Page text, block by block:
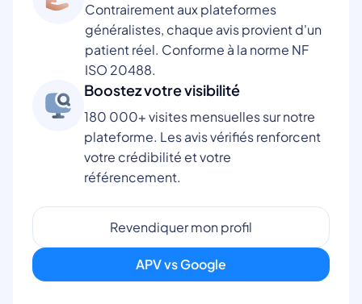
Contrairement aux plateformes
généralistes, chaque avis provient d'un
patient réel. Conforme à la norme NF
ISO 20488.
Boostez votre visibilité
180 000+ visites mensuelles sur notre
plateforme. Les avis vérifiés renforcent
votre crédibilité et votre
référencement.
Revendiquer mon profil
APV vs Google